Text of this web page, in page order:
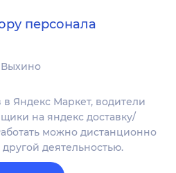
персонала
Выхино
Яндекс Маркет, водители
на яндекс доставку/
можно дистанционно
деятельностью.